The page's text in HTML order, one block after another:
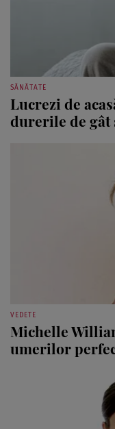
SĂNĂTATE
Lucrezi de
durerile de gât
VEDETE
Michelle
umerilor